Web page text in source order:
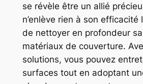
se révèle être un allié
n’enlève rien à son efficacité
de nettoyer en profondeur
matériaux de couverture.
solutions, vous pouvez
surfaces tout en adoptant